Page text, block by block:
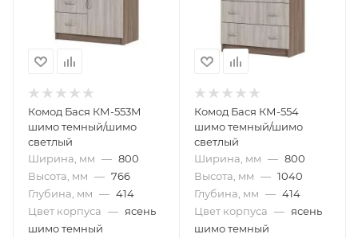
Комод Бася КМ-553М
шимо темный/шимо
светлый
Ширина, мм — 800
Высота, мм — 766
Глубина, мм — 414
Цвет корпуса — ясень
шимо темный
Комод Бася КМ-554
шимо темный/шимо
светлый
Ширина, мм — 800
Высота, мм — 1040
Глубина, мм — 414
Цвет корпуса — ясень
шимо темный